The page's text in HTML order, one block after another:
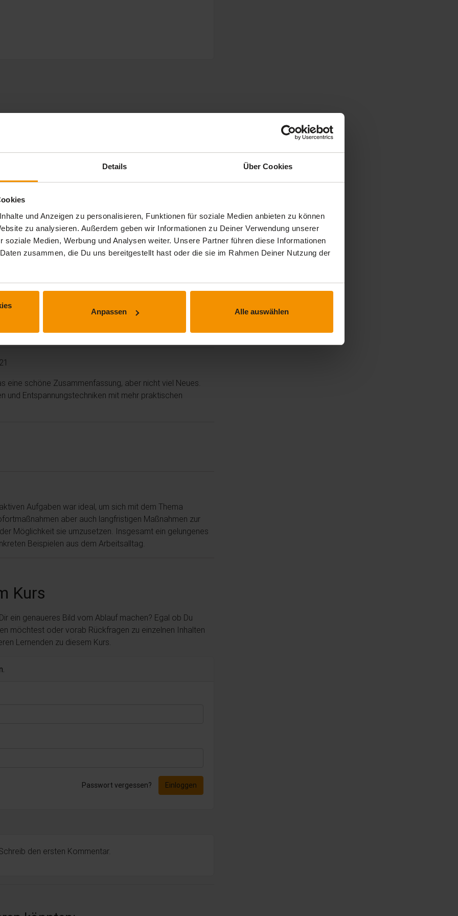
Details Über Cookies
und Anzeigen zu personalisieren, Funktionen für soziale Medien anbieten zu können
zu analysieren. Außerdem geben wir Informationen zu Deiner Verwendung unserer
soziale Medien, Werbung und Analysen weiter. Unsere Partner führen diese Informationen
zusammen, die Du uns bereitgestellt hast oder die sie im Rahmen Deiner Nutzung der
Anpassen Alle auswählen
praxisnah.
ist einem Mann zugeordnet - Antworten aus dem
auf den Punkt gebracht. Man überdenkt seine
auch dran bleiben und entsprechende Maßnahmen
anstrengend, wenn die Folien Wort für Wort vorgelesen
eine schöne Zusammenfassung, aber nicht viel Neues.
und Entspannungstechniken mit mehr praktischen
Aufgaben war ideal, um sich mit dem Thema
aber auch langfristigen Maßnahmen zur
Möglichkeit sie umzusetzen. Insgesamt ein gelungenes
Beispielen aus dem Arbeitsalltag.
Kurs
ein genaueres Bild vom Ablauf machen? Egal ob Du
möchtest oder vorab Rückfragen zu einzelnen Inhalten
Lernenden zu diesem Kurs.
Passwort vergessen? Einloggen
den ersten Kommentar.